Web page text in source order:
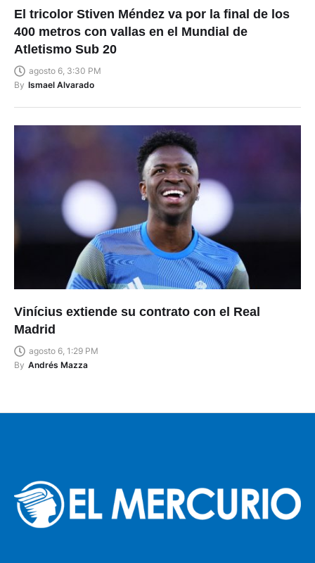
El tricolor Stiven Méndez va por la final de los
400 metros con vallas en el Mundial de
Atletismo Sub 20
agosto 6, 3:30 PM
By Ismael Alvarado
Vinícius extiende su contrato con el Real
Madrid
agosto 6, 1:29 PM
By Andrés Mazza